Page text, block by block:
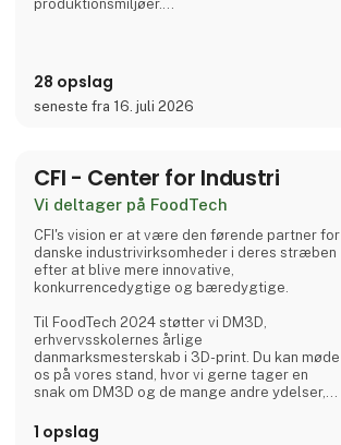
produktionsmiljøer.
eksisterende udstyr, står vores specialister
klar til at sparre om dine udfordringer og
hjælpe dig med at finde den rette løsning.
• Hygiejniske monitorer og Panel PC'er i
rustfrit stå
28 opslag
seneste fra 16. juli 2026
CFI - Center for Industri
Vi deltager på FoodTech
CFI's vision er at være den førende partner for
danske industrivirksomheder i deres stræben
efter at blive mere innovative,
konkurrencedygtige og bæredygtige.
Til FoodTech 2024 støtter vi DM3D,
erhvervsskolernes årlige
danmarksmesterskab i 3D-print. Du kan møde
os på vores stand, hvor vi gerne tager en
snak om DM3D og de mange andre ydelser,
teknologier.
1 opslag